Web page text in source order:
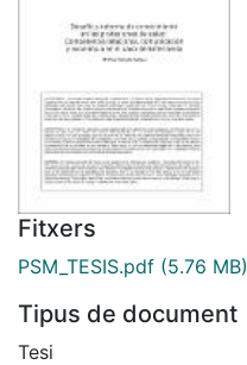
Fitxers
PSM_TESIS.pdf (5.76 MB)
Tipus de document
Tesi